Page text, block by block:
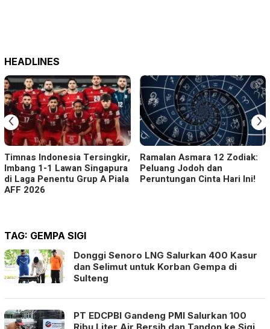
HEADLINES
Timnas Indonesia Tersingkir,
Imbang 1-1 Lawan Singapura
di Laga Penentu Grup A Piala
AFF 2026
Ramalan Asmara 12 Zodiak:
Peluang Jodoh dan
Peruntungan Cinta Hari Ini!
‹ ›
TAG: GEMPA SIGI
Donggi Senoro LNG Salurkan 400 Kasur
dan Selimut untuk Korban Gempa di
Sulteng
PT EDCPBI Gandeng PMI Salurkan 100